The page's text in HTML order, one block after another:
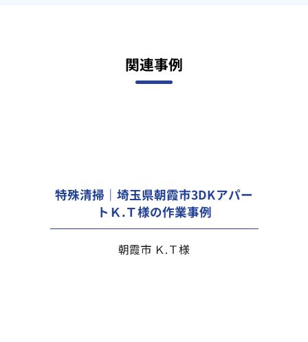
関連事例
特殊清掃｜埼玉県朝霞市3DKアパー
トＫ.Ｔ様の作業事例
朝霞市 Ｋ.Ｔ様